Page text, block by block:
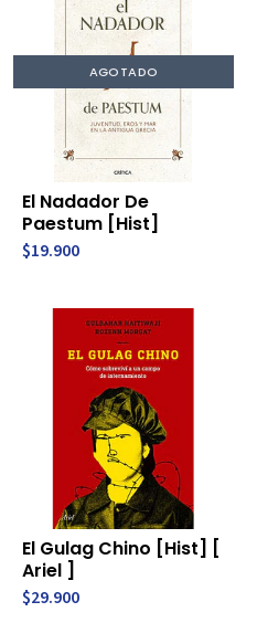
AGOTADO
El Nadador De
Paestum [Hist]
$19.900
El Gulag Chino [Hist] [
Ariel ]
$29.900